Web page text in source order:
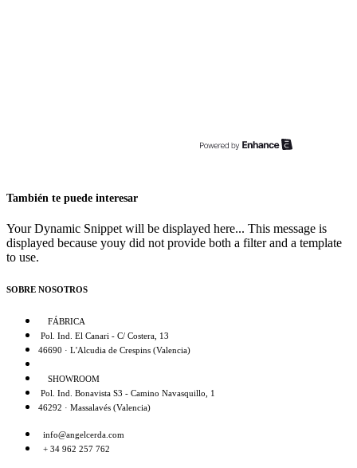
También te puede interesar
Your Dynamic Snippet will be displayed here... This message is
displayed because youy did not provide both a filter and a template
to use.
SOBRE NOSOTROS
FÁBRICA
Pol. Ind. El Canari - C/ Costera, 13
46690 · L'Alcudia de Crespins (Valencia)
SHOWROOM
Pol. Ind. Bonavista S3 - Camino Navasquillo, 1
46292 · Massalavés (Valencia)
info@angelcerda.com
+ 34 962 257 762